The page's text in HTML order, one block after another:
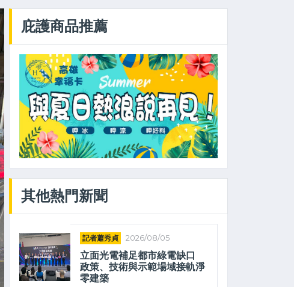
庇護商品推薦
其他熱門新聞
記者蕭秀貞 2026/08/05
立面光電補足都市綠電缺口
政策、技術與示範場域接軌淨
零建築